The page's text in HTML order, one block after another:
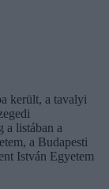
került, a tavalyi
a listában a
a Budapesti
István Egyetem